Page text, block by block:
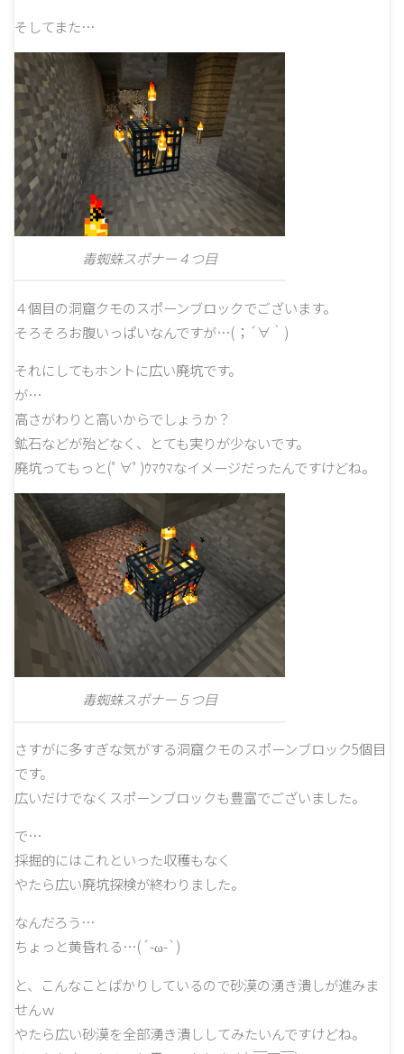
そしてまた…
毒蜘蛛スポナー４つ目
４個目の洞窟クモのスポーンブロックでございます。
そろそろお腹いっぱいなんですが…(；´∀｀)
それにしてもホントに広い廃坑です。
が…
高さがわりと高いからでしょうか？
鉱石などが殆どなく、とても実りが少ないです。
廃坑ってもっと(ﾟ∀ﾟ)ｳﾏｳﾏなイメージだったんですけどね。
毒蜘蛛スポナー５つ目
さすがに多すぎな気がする洞窟クモのスポーンブロック5個目
です。
広いだけでなくスポーンブロックも豊富でございました。
で…
採掘的にはこれといった収穫もなく
やたら広い廃坑探検が終わりました。
なんだろう…
ちょっと黄昏れる…(´-ω-`)
と、こんなことばかりしているので砂漠の湧き潰しが進みま
せんｗ
やたら広い砂漠を全部湧き潰ししてみたいんですけどね。